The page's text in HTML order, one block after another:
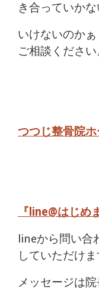
き合っていかな
いけないのか
ご相談ください
つつじ整骨院
『line@はじめ
lineから問い合
していただけま
メッセージは